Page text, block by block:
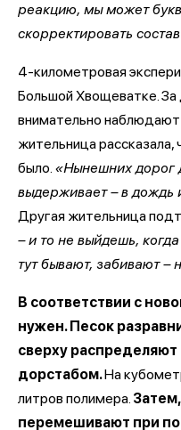
реакцию, мы может
скорректировать
4-километровая
Большой Хвощеватке.
внимательно наблюдают
жительница рассказала,
было. «Нынешних дорог
выдерживает – в дождь
Другая жительница
– и то не выйдешь,
тут бывают, забивают –
В соответствии с
нужен. Песок
сверху
дорстабом.На
литров полимера.
перемешивают при